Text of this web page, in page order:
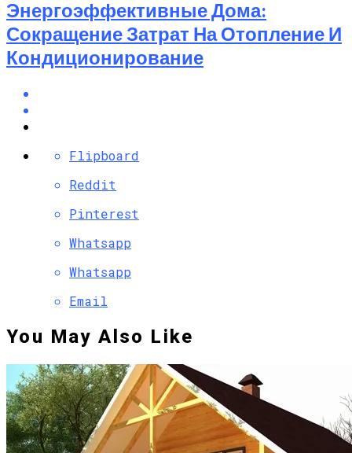
Энергоэффективные Дома:
Сокращение Затрат На Отопление И
Кондиционирование
Flipboard
Reddit
Pinterest
Whatsapp
Whatsapp
Email
You May Also Like